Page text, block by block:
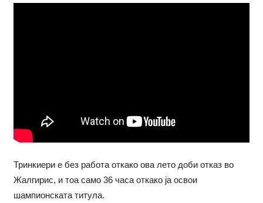
Тринкиери е без работа откако ова лето доби отказ во
Жалгирис, и тоа само 36 часа откако ја освои
шампионската титула.